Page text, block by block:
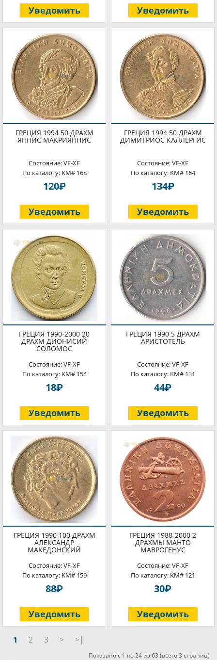
Уведомить Уведомить
ГРЕЦИЯ 1994 50 ДРАХМ
ЯННИС МАКРИЯННИС
Состояние: VF-XF
По каталогу: KM# 168
120P
Уведомить
ГРЕЦИЯ 1994 50 ДРАХМ
ДИМИТРИОС КАЛЛЕРГИС
Состояние: VF-XF
По каталогу: KM# 164
134P
Уведомить
ГРЕЦИЯ 1990-2000 20
ДРАХМ ДИОНИСИЙ
СОЛОМОС
Состояние: VF-XF
По каталогу: KM# 154
18P
Уведомить
ГРЕЦИЯ 1990 5 ДРАХМ
АРИСТОТЕЛЬ
Состояние: VF-XF
По каталогу: KM# 131
44P
Уведомить
ГРЕЦИЯ 1990 100 ДРАХМ
АЛЕКСАНДР
МАКЕДОНСКИЙ
Состояние: VF-XF
По каталогу: KM# 159
88P
Уведомить
ГРЕЦИЯ 1988-2000 2
ДРАХМЫ МАНТО
МАВРОГЕНУС
Состояние: VF-XF
По каталогу: KM# 121
30P
Уведомить
1 2 3 > >|
Показано с 1 по 24 из 63 (всего 3 страниц)